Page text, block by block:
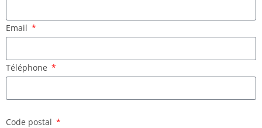
Email
Téléphone
Code postal